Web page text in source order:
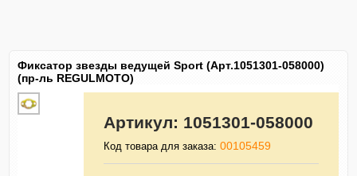
Фиксатор звезды ведущей Sport (Арт.1051301-058000)
(пр-ль REGULMOTO)
Артикул: 1051301-058000
Код товара для заказа:00105459